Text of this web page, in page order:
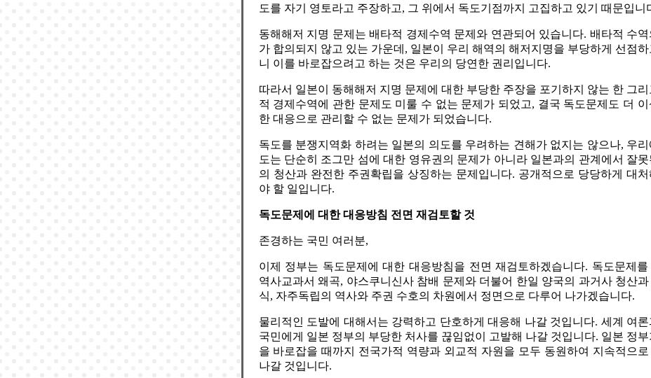
도를 자기 영토라고 주장하고, 그 위에서 독도기점까지 고집하고 있기 때문입니
동해해저 지명 문제는 배타적 경제수역 문제와 연관되어 있습니다. 배타적 수역
가 합의되지 않고 있는 가운데, 일본이 우리 해역의 해저지명을 부당하게 선점하
니 이를 바로잡으려고 하는 것은 우리의 당연한 권리입니다.
따라서 일본이 동해해저 지명 문제에 대한 부당한 주장을 포기하지 않는 한 그
적 경제수역에 관한 문제도 미룰 수 없는 문제가 되었고, 결국 독도문제도 더
한 대응으로 관리할 수 없는 문제가 되었습니다.
독도를 분쟁지역화 하려는 일본의 의도를 우려하는 견해가 없지는 않으나, 우
도는 단순히 조그만 섬에 대한 영유권의 문제가 아니라 일본과의 관계에서 잘
의 청산과 완전한 주권확립을 상징하는 문제입니다. 공개적으로 당당하게 대
야 할 일입니다.
독도문제에 대한 대응방침 전면 재검토할 것
존경하는 국민 여러분,
이제 정부는 독도문제에 대한 대응방침을 전면 재검토하겠습니다. 독도문제를
역사교과서 왜곡, 야스쿠니신사 참배 문제와 더불어 한일 양국의 과거사 청산과
식, 자주독립의 역사와 주권 수호의 차원에서 정면으로 다루어 나가겠습니다.
물리적인 도발에 대해서는 강력하고 단호하게 대응해 나갈 것입니다. 세계 여
국민에게 일본 정부의 부당한 처사를 끊임없이 고발해 나갈 것입니다. 일본 정
을 바로잡을 때까지 전국가적 역량과 외교적 자원을 모두 동원하여 지속적으로
나갈 것입니다.